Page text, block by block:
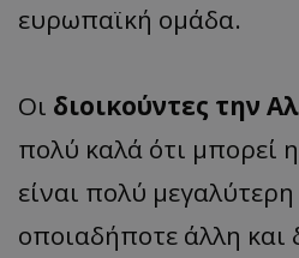
ευρωπαϊκή ομάδα.
Οι διοικούντες την
πολύ καλά ότι μπορεί
είναι πολύ
οποιαδήποτε άλλη και